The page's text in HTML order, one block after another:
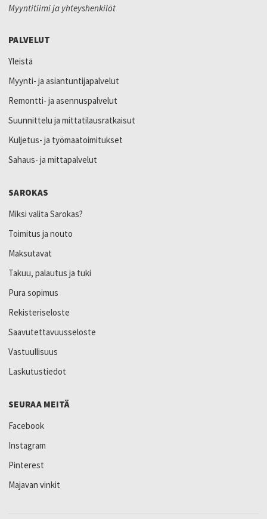
Myyntitiimi ja yhteyshenkilöt
PALVELUT
Yleistä
Myynti- ja asiantuntijapalvelut
Remontti- ja asennuspalvelut
Suunnittelu ja mittatilausratkaisut
Kuljetus- ja työmaatoimitukset
Sahaus- ja mittapalvelut
SAROKAS
Miksi valita Sarokas?
Toimitus ja nouto
Maksutavat
Takuu, palautus ja tuki
Pura sopimus
Rekisteriseloste
Saavutettavuusseloste
Vastuullisuus
Laskutustiedot
SEURAA MEITÄ
Facebook
Instagram
Pinterest
Majavan vinkit